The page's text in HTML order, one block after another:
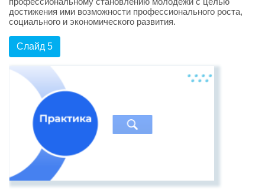
достижения ими возможности профессионального роста,
социального и экономического развития.
Слайд 5